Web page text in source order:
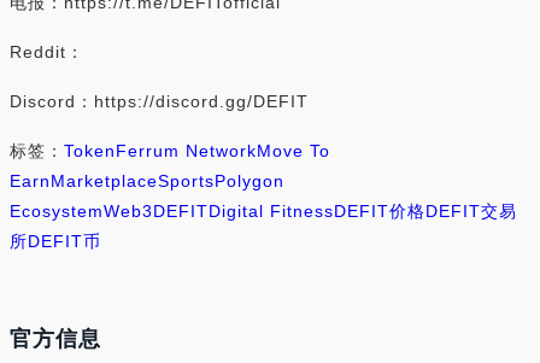
Reddit：
Discord：https://discord.gg/DEFIT
标签： TokenFerrum NetworkMove To
EarnMarketplaceSportsPolygon
EcosystemWeb3DEFITDigital FitnessDEFIT价格DEFIT交易
所DEFIT币
官方信息